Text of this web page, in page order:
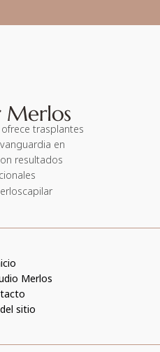
trasplantes
en
resultados
Merlos
sitio